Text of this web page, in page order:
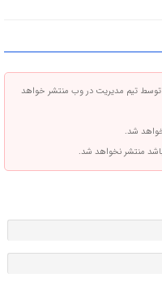
توسط تیم مدیریت در وب منتشر خواهد
شد.
باشد منتشر نخواهد شد.